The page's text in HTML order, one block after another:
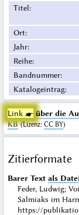
Titel:
Ort:
Jahr:
Reihe:
Bandnummer:
Katalogeintrag:
Link ☛ über die
KB (Lizenz: CC BY)
Zitierformate
Barer Text als
Feder, Ludwig;
Salmiaks im
https://